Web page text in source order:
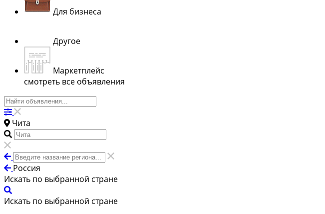
Для бизнеса
Другое
Маркетплейс
смотреть все объявления
Чита
Россия
Искать по выбранной стране
Искать по выбранной стране